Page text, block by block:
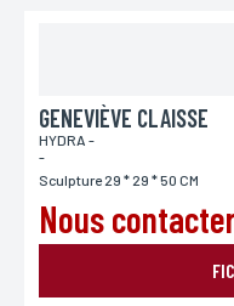
GENEVIÈVE CLAISSE
HYDRA -
-
Sculpture 29 * 29 * 50 CM
Nous